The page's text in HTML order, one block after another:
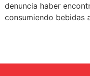
denuncia haber
consumiendo bebidas